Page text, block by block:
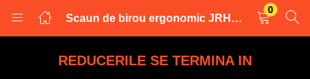
Scaun de birou ergonomic JRH, Mesh, alb albastru
0
LOGARE
INREGISTRARE
REDUCERILE SE TERMINA IN